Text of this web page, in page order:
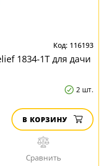
116193
1834-1T для дачи
2 шт.
В КОРЗИНУ